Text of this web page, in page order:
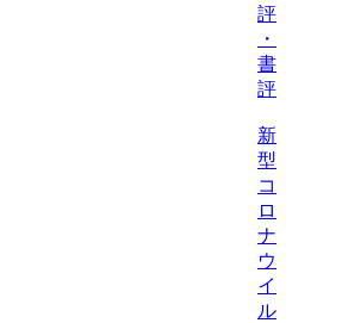
評
・
書
評
新
型
コ
ロ
ナ
ウ
イ
ル